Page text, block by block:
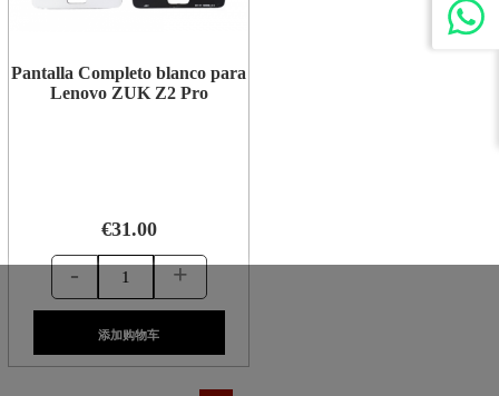
Pantalla Completo blanco para
Lenovo ZUK Z2 Pro
€31.00
- +
添加购物车